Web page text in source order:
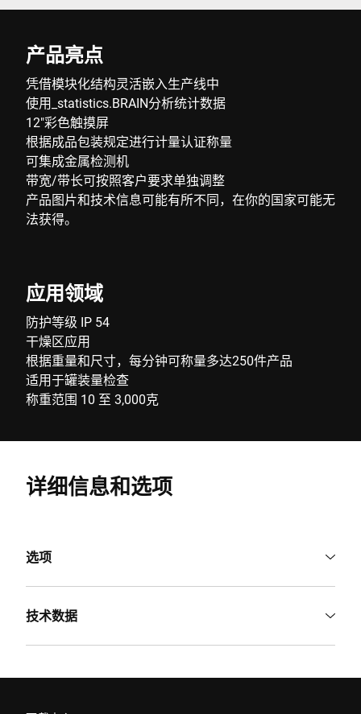
产品亮点
凭借模块化结构灵活嵌入生产线中
使用_statistics.BRAIN分析统计数据
12"彩色触摸屏
根据成品包装规定进行计量认证称量
可集成金属检测机
带宽/带长可按照客户要求单独调整
产品图片和技术信息可能有所不同，在你的国家可能无
法获得。
应用领域
防护等级 IP 54
干燥区应用
根据重量和尺寸，每分钟可称量多达250件产品
适用于罐装量检查
称重范围 10 至 3,000克
详细信息和选项
选项
技术数据